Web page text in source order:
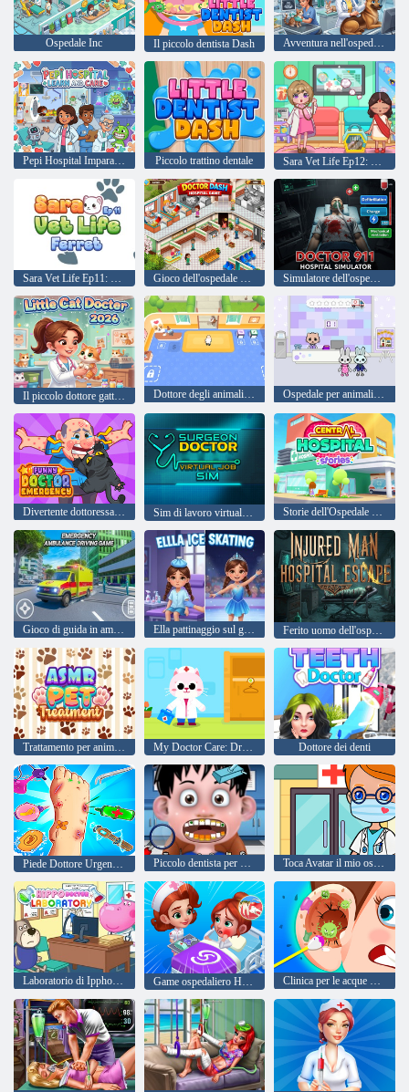
Ospedale Inc Il piccolo dentista Dash Avventura nell'ospedale degli animali del dottore degli animali domestici
Pepi Hospital Impara e cura Piccolo trattino dentale Sara Vet Life Ep12: Camaleonte
Dottore degli animali Simpatici animali Ospedale per animali domestici Yasa
Divertente dottoressa emergenza Sim di lavoro virtuale del medico chirurgo Storie dell'Ospedale Centrale
Ella pattinaggio sul ghiaccio Ferito uomo dell'ospedale fuga
My Doctor Care: Dream Hospital Dottore dei denti
Piede Dottore Urgent Care Piccolo dentista per bambini 2 Toca Avatar il mio ospedale
Laboratorio di Ippho Doctor Game ospedaliero Happy Clinic Clinica per le acque per cerimonie